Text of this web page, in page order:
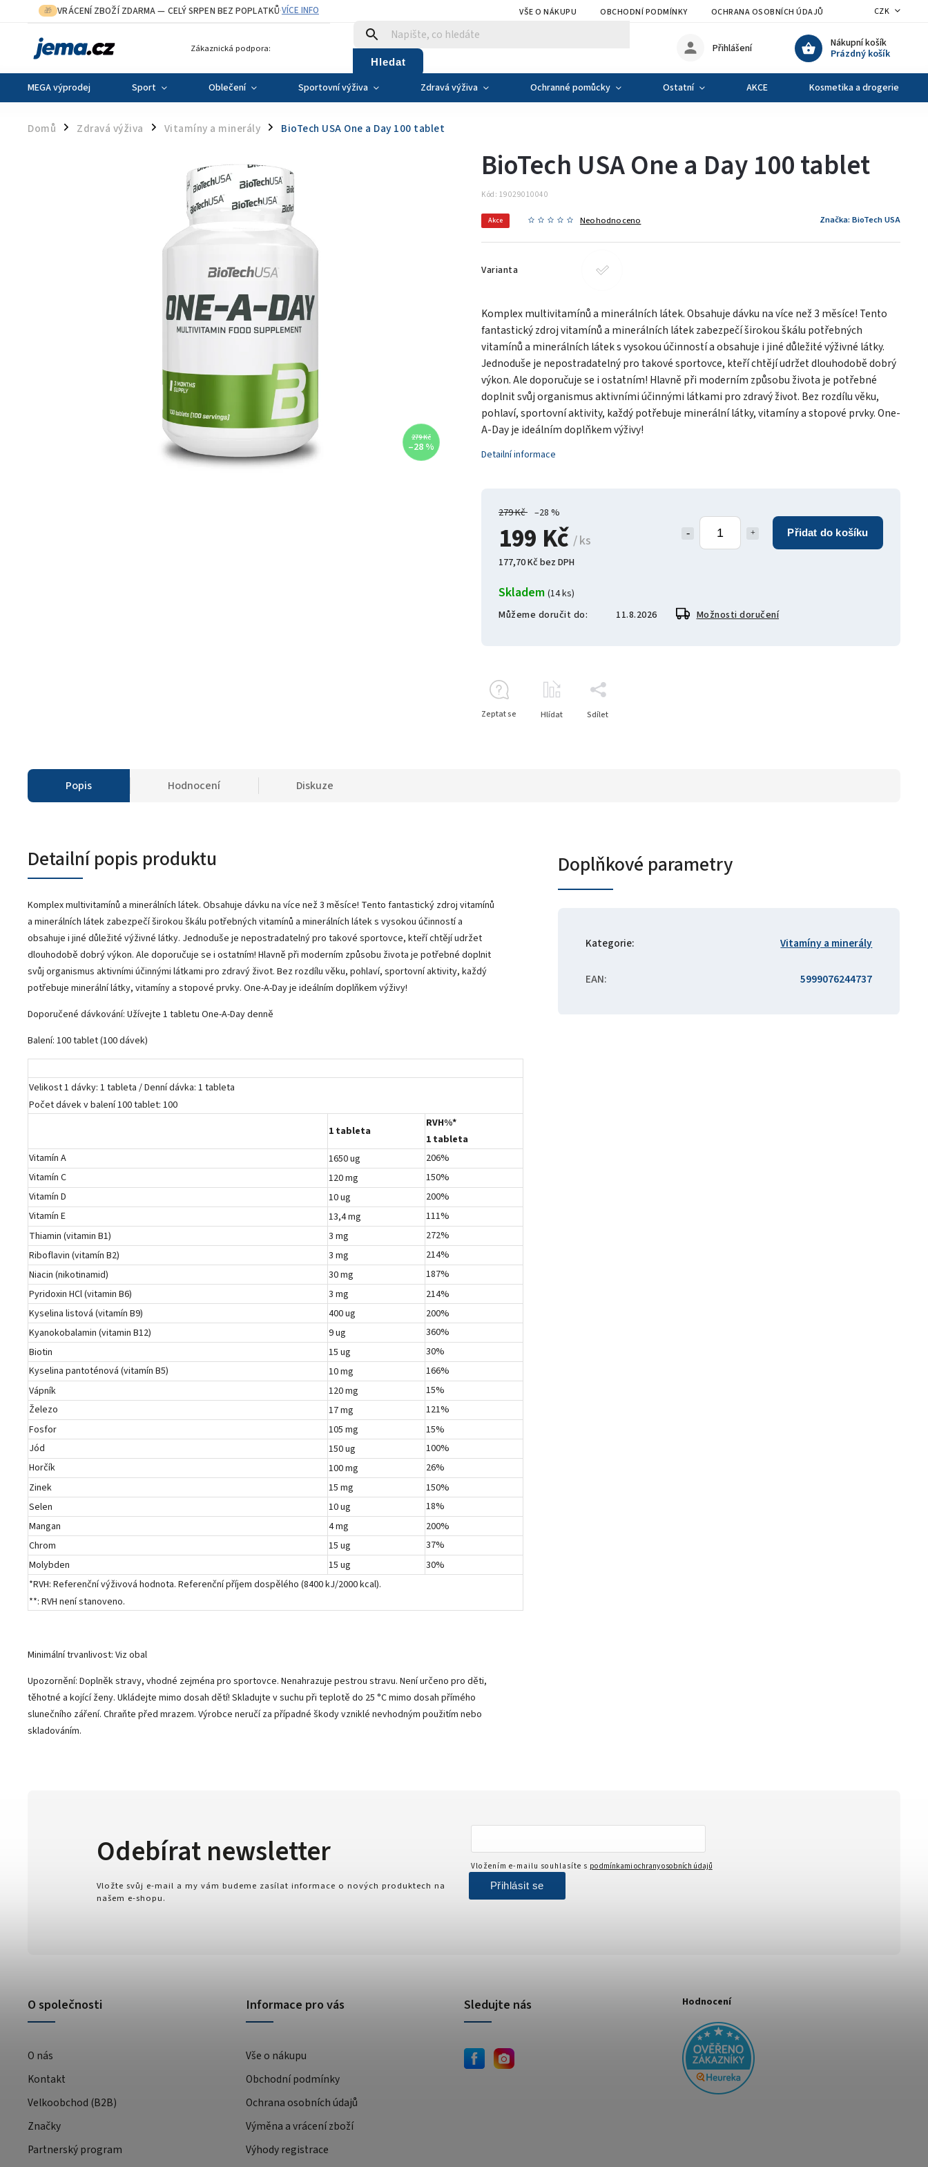
🎁 VRÁCENÍ ZBOŽÍ ZDARMA— CELÝ SRPEN BEZ POPLATKŮ·VÍCE INFO VŠE O NÁKUPU OBCHODNÍ PODMÍNKY OCHRANA OSOBNÍCH ÚDAJŮ VÝMĚNA A VRÁCENÍ
CZK
Zákaznická podpora:
Hledat
Nákupní košík
Prázdný košík
Přihlášení
MEGA výprodej Sport Oblečení Sportovní výživa Zdravá výživa Ochranné pomůcky Ostatní AKCE Kosmetika a drogerie
Domů / Zdravá výživa / Vitamíny a minerály / BioTech USA One a Day 100 tablet
279 Kč
–28 %
279 Kč –28 %
199 Kč / ks
177,70 Kč bez DPH
Přidat do košíku
Skladem (14 ks)
Můžeme doručit do:
11.8.2026 Možnosti doručení
BioTech USA One a Day 100 tablet
Kód: 19029010040
Akce Neohodnoceno Značka: BioTech USA
Varianta
Komplex multivitamínů a minerálních látek. Obsahuje dávku na více než 3 měsíce! Tento
fantastický zdroj vitamínů a minerálních látek zabezpečí širokou škálu potřebných
vitamínů a minerálních látek s vysokou účinností a obsahuje i jiné důležité výživné látky.
Jednoduše je nepostradatelný pro takové sportovce, kteří chtějí udržet dlouhodobě dobrý
výkon. Ale doporučuje se i ostatním! Hlavně při moderním způsobu života je potřebné
doplnit svůj organismus aktivními účinnými látkami pro zdravý život. Bez rozdílu věku,
pohlaví, sportovní aktivity, každý potřebuje minerální látky, vitamíny a stopové prvky. One-
A-Day je ideálním doplňkem výživy!
Detailní informace
Zeptat se Hlídat Sdílet
Popis Hodnocení Diskuze
Detailní popis produktu
Komplex multivitamínů a minerálních látek. Obsahuje dávku na více než 3 měsíce! Tento fantastický zdroj vitamínů
a minerálních látek zabezpečí širokou škálu potřebných vitamínů a minerálních látek s vysokou účinností a
obsahuje i jiné důležité výživné látky. Jednoduše je nepostradatelný pro takové sportovce, kteří chtějí udržet
dlouhodobě dobrý výkon. Ale doporučuje se i ostatním! Hlavně při moderním způsobu života je potřebné doplnit
svůj organismus aktivními účinnými látkami pro zdravý život. Bez rozdílu věku, pohlaví, sportovní aktivity, každý
potřebuje minerální látky, vitamíny a stopové prvky. One-A-Day je ideálním doplňkem výživy!
Doporučené dávkování: Užívejte 1 tabletu One-A-Day denně
Balení: 100 tablet (100 dávek)
Velikost 1 dávky: 1 tableta / Denní dávka: 1 tableta
Počet dávek v balení 100 tablet: 100
1 tableta
RVH%*
1 tableta
Vitamín A
1650 ug
206%
Vitamín C
120 mg
150%
Vitamín D
10 ug
200%
Vitamín E
13,4 mg
111%
Thiamin (vitamin B1)
3 mg
272%
Riboflavin (vitamín B2)
3 mg
214%
Niacin (nikotinamid)
30 mg
187%
Pyridoxin HCl (vitamin B6)
3 mg
214%
Kyselina listová (vitamín B9)
400 ug
200%
Kyanokobalamin (vitamin B12)
9 ug
360%
Biotin
15 ug
30%
Kyselina pantoténová (vitamín B5)
10 mg
166%
Vápník
120 mg
15%
Železo
17 mg
121%
Fosfor
105 mg
15%
Jód
150 ug
100%
Horčík
100 mg
26%
Zinek
15 mg
150%
Selen
10 ug
18%
Mangan
4 mg
200%
Chrom
15 ug
37%
Molybden
15 ug
30%
*RVH: Referenční výživová hodnota. Referenční příjem dospělého (8400 kJ/2000 kcal).
**: RVH není stanoveno.
Minimální trvanlivost: Viz obal
Upozornění: Doplněk stravy, vhodné zejména pro sportovce. Nenahrazuje pestrou stravu. Není určeno pro děti,
těhotné a kojící ženy. Ukládejte mimo dosah dětí! Skladujte v suchu při teplotě do 25 °C mimo dosah přímého
slunečního záření. Chraňte před mrazem. Výrobce neručí za případné škody vzniklé nevhodným použitím nebo
skladováním.
Doplňkové parametry
Kategorie: Vitamíny a minerály
EAN: 5999076244737
O společnosti
O nás
Kontakt
Velkoobchod (B2B)
Značky
Partnerský program
Informace pro vás
Vše o nákupu
Obchodní podmínky
Ochrana osobních údajů
Výměna a vrácení zboží
Výhody registrace
Odebírat newsletter
Vložte svůj e-mail a my vám budeme zasílat informace o nových produktech na
našem e-shopu.
Vložením e-mailu souhlasíte s podmínkami ochrany osobních údajů
Přihlásit se
Sledujte nás Hodnocení